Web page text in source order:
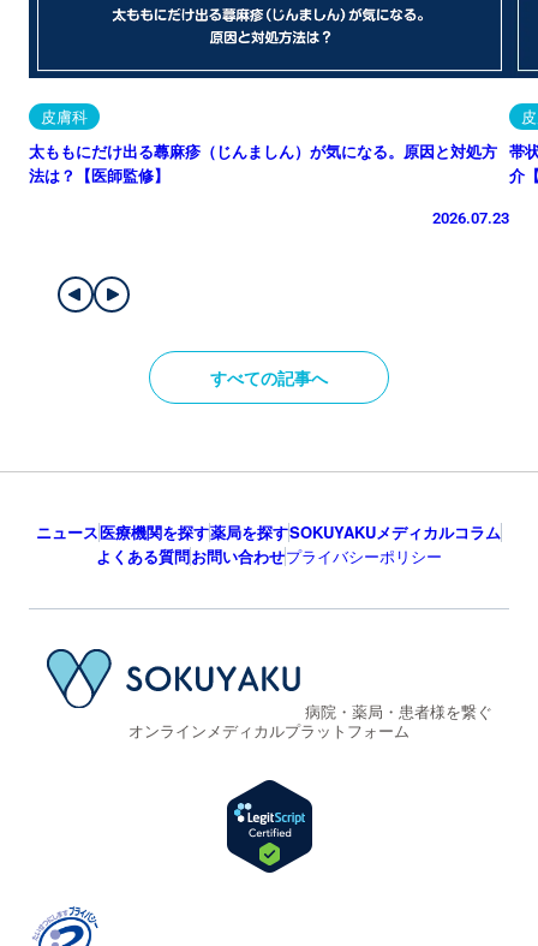
皮膚科
太ももにだけ出る蕁麻疹（じんましん）が気になる。原因と対処方
法は？【医師監修】
2026.07.23
帯
介
すべての記事へ
ニュース医療機関を探す薬局を探すSOKUYAKUメディカルコラム
よくある質問お問い合わせプライバシーポリシー
病院・薬局・患者様を繋ぐ
オンラインメディカルプラットフォーム